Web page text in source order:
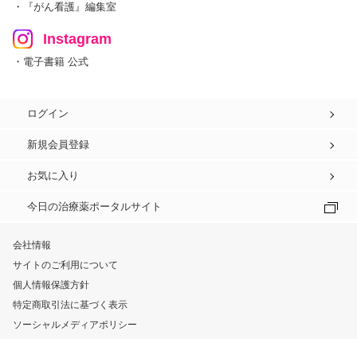
・『がん看護』編集室
Instagram
・電子書籍 公式
ログイン
新規会員登録
お気に入り
今日の治療薬ポータルサイト
会社情報
サイトのご利用について
個人情報保護方針
特定商取引法に基づく表示
ソーシャルメディアポリシー